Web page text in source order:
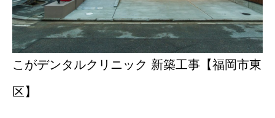
こがデンタルクリニック 新築工事【福岡市東
区】